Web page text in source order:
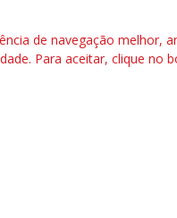
São Bernardo do Campo - SP
- Trabalhadores(as)
de navegação melhor,
. Para aceitar, clique no